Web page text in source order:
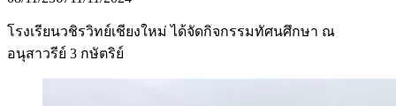
โรงเรียนวชิรวิทย์เชียงใหม่ ได้จัดกิจกรรมทัศนศึกษา ณ
อนุสาวรีย์ 3 กษัตริย์